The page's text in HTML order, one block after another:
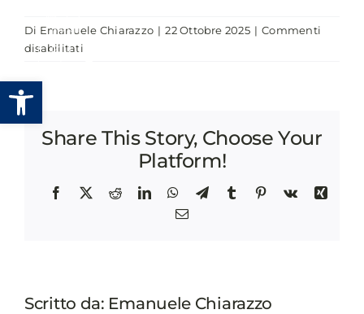
Apri la barra degli strumenti
contenuto
Di Emanuele Chiarazzo | 22 Ottobre 2025 | Commenti
disabilitatisu
CLIMATICA
Share This Story, Choose Your
Platform!
Facebook
X RedditLinkedInWhatsApp
TelegramTumblr Pinterest
Vk Xing
Email
Scritto da: Emanuele Chiarazzo